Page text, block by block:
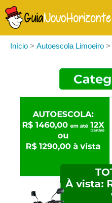
Início > Autoescola Limoeiro >